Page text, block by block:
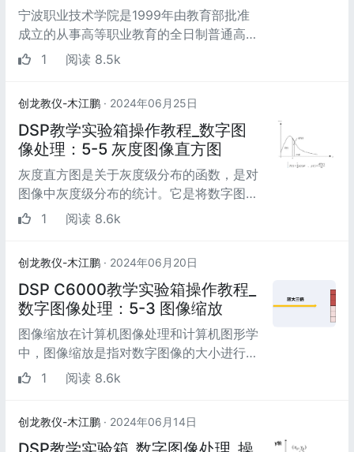
宁波职业技术学院是1999年由教育部批准
成立的从事高等职业教育的全日制普通高
校，2005年被评为全国职业教育先进单
1 阅读 8.5k
创龙教仪-木江鹏 · 2024年06月25日
DSP教学实验箱操作教程_数字图
像处理：5-5 灰度图像直方图
灰度直方图是关于灰度级分布的函数，是对
图像中灰度级分布的统计。它是将数字图像
中的所有像素，按照灰度值的大小，统计其
1 阅读 8.6k
创龙教仪-木江鹏 · 2024年06月20日
DSP C6000教学实验箱操作教程_
数字图像处理：5-3 图像缩放
图像缩放在计算机图像处理和计算机图形学
中，图像缩放是指对数字图像的大小进行调
整的过程。图像缩放是一种非平滑的过程，
1 阅读 8.6k
创龙教仪-木江鹏 · 2024年06月14日